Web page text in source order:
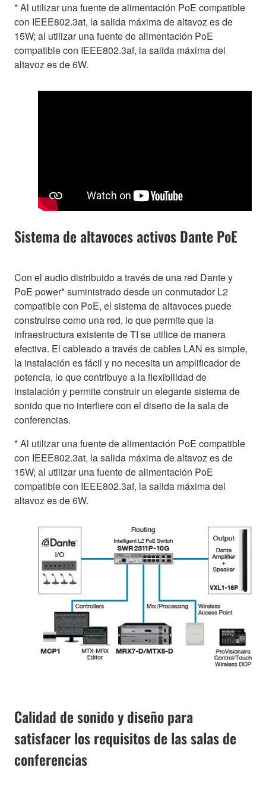
* Al utilizar una fuente de alimentación PoE compatible
con IEEE802.3at, la salida máxima de altavoz es de
15W; al utilizar una fuente de alimentación PoE
compatible con IEEE802.3af, la salida máxima del
altavoz es de 6W.
Sistema de altavoces activos Dante PoE
Con el audio distribuido a través de una red Dante y
PoE power* suministrado desde un conmutador L2
compatible con PoE, el sistema de altavoces puede
construirse como una red, lo que permite que la
infraestructura existente de TI se utilice de manera
efectiva. El cableado a través de cables LAN es simple,
la instalación es fácil y no necesita un amplificador de
potencia, lo que contribuye a la flexibilidad de
instalación y permite construir un elegante sistema de
sonido que no interfiere con el diseño de la sala de
conferencias.
* Al utilizar una fuente de alimentación PoE compatible
con IEEE802.3at, la salida máxima de altavoz es de
15W; al utilizar una fuente de alimentación PoE
compatible con IEEE802.3af, la salida máxima del
altavoz es de 6W.
Calidad de sonido y diseño para
satisfacer los requisitos de las salas de
conferencias